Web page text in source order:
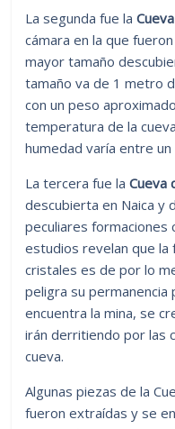
La segunda fue la
cámara en la que
mayor tamaño
tamaño va de 1 metro
con un peso
temperatura de la
humedad varía entre
La tercera fue laCueva
descubierta en Naica y
peculiares formaciones
estudios revelan que
cristales es de por lo
peligra su permanencia
encuentra la mina, se
irán derritiendo por las
cueva.
Algunas piezas de la
fueron extraídas y se